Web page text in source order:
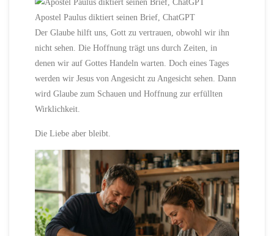
Apostel Paulus diktiert seinen Brief, ChatGPT
Der Glaube hilft uns, Gott zu vertrauen, obwohl wir ihn
nicht sehen. Die Hoffnung trägt uns durch Zeiten, in
denen wir auf Gottes Handeln warten. Doch eines Tages
werden wir Jesus von Angesicht zu Angesicht sehen. Dann
wird Glaube zum Schauen und Hoffnung zur erfüllten
Wirklichkeit.
Die Liebe aber bleibt.